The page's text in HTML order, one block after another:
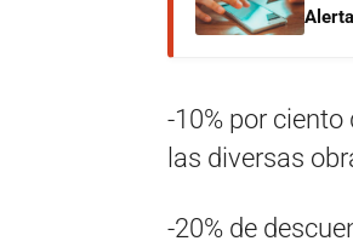
-10% por
las diversas
-20% de